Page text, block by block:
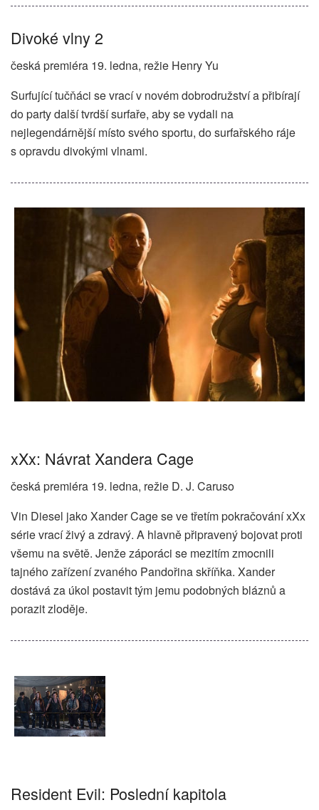
Divoké vlny 2
česká premiéra 19. ledna, režie Henry Yu
Surfující tučňáci se vrací v novém dobrodružství a přibírají
do party další tvrdší surfaře, aby se vydali na
nejlegendárnější místo svého sportu, do surfařského ráje
s opravdu divokými vlnami.
xXx: Návrat Xandera Cage
česká premiéra 19. ledna, režie D. J. Caruso
Vin Diesel jako Xander Cage se ve třetím pokračování xXx
série vrací živý a zdravý. A hlavně připravený bojovat proti
všemu na světě. Jenže záporáci se mezitím zmocnili
tajného zařízení zvaného Pandořina skříňka. Xander
dostává za úkol postavit tým jemu podobných bláznů a
porazit zloděje.
Resident Evil: Poslední kapitola